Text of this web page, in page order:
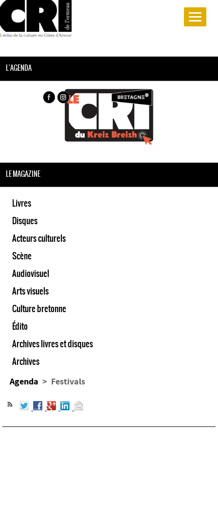
L'AGENDA
LE MAGAZINE
Livres
Disques
Acteurs culturels
Scène
Audiovisuel
Arts visuels
Culture bretonne
Édito
Archives livres et disques
Archives
Agenda > Festivals